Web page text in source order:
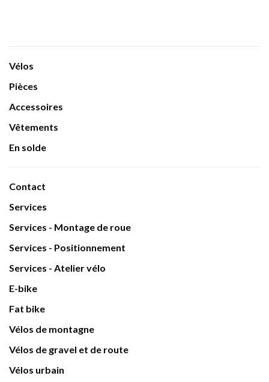
Vélos
Pièces
Accessoires
Vêtements
En solde
Contact
Services
Services - Montage de roue
Services - Positionnement
Services - Atelier vélo
E-bike
Fat bike
Vélos de montagne
Vélos de gravel et de route
Vélos urbain